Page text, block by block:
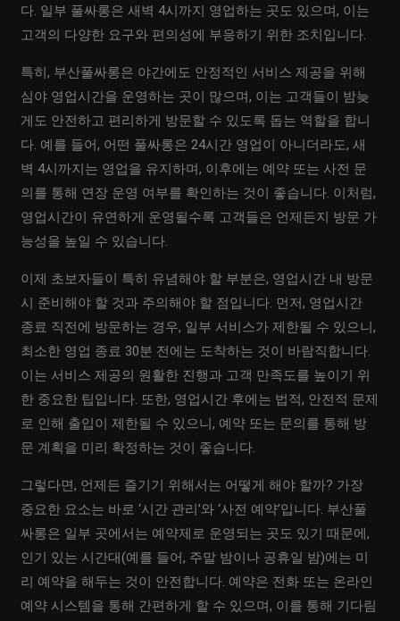
다. 일부 풀싸롱은 새벽 4시까지 영업하는 곳도 있으며, 이는
고객의 다양한 요구와 편의성에 부응하기 위한 조치입니다.
특히, 부산풀싸롱은 야간에도 안정적인 서비스 제공을 위해
심야 영업시간을 운영하는 곳이 많으며, 이는 고객들이 밤늦
게도 안전하고 편리하게 방문할 수 있도록 돕는 역할을 합니
다. 예를 들어, 어떤 풀싸롱은 24시간 영업이 아니더라도, 새
벽 4시까지는 영업을 유지하며, 이후에는 예약 또는 사전 문
의를 통해 연장 운영 여부를 확인하는 것이 좋습니다. 이처럼,
영업시간이 유연하게 운영될수록 고객들은 언제든지 방문 가
능성을 높일 수 있습니다.
이제 초보자들이 특히 유념해야 할 부분은, 영업시간 내 방문
시 준비해야 할 것과 주의해야 할 점입니다. 먼저, 영업시간
종료 직전에 방문하는 경우, 일부 서비스가 제한될 수 있으니,
최소한 영업 종료 30분 전에는 도착하는 것이 바람직합니다.
이는 서비스 제공의 원활한 진행과 고객 만족도를 높이기 위
한 중요한 팁입니다. 또한, 영업시간 후에는 법적, 안전적 문제
로 인해 출입이 제한될 수 있으니, 예약 또는 문의를 통해 방
문 계획을 미리 확정하는 것이 좋습니다.
그렇다면, 언제든 즐기기 위해서는 어떻게 해야 할까? 가장
중요한 요소는 바로 ‘시간 관리’와 ‘사전 예약’입니다. 부산풀
싸롱은 일부 곳에서는 예약제로 운영되는 곳도 있기 때문에,
인기 있는 시간대(예를 들어, 주말 밤이나 공휴일 밤)에는 미
리 예약을 해두는 것이 안전합니다. 예약은 전화 또는 온라인
예약 시스템을 통해 간편하게 할 수 있으며, 이를 통해 기다림